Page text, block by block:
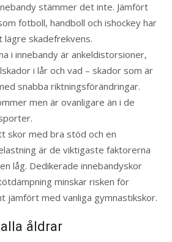
stämmer det inte. Jämfört
fotboll, handboll och ishockey har
lägre skadefrekvens.
i innebandy är ankeldistorsioner,
i lår och vad – skador som är
snabba riktningsförändringar.
men är ovanligare än i de
skor med bra stöd och en
är de viktigaste faktorerna
låg. Dedikerade innebandyskor
minskar risken för
jämfört med vanliga gymnastikskor.
åldrar